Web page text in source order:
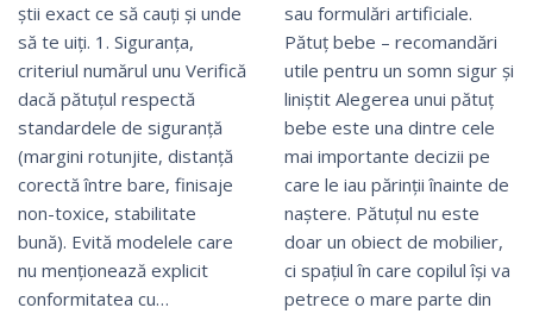
știi exact ce să cauți și unde
să te uiți. 1. Siguranța,
criteriul numărul unu Verifică
dacă pătuțul respectă
standardele de siguranță
(margini rotunjite, distanță
corectă între bare, finisaje
non-toxice, stabilitate
bună). Evită modelele care
nu menționează explicit
conformitatea cu…
sau formulări artificiale.
Pătuț bebe – recomandări
utile pentru un somn sigur și
liniștit Alegerea unui pătuț
bebe este una dintre cele
mai importante decizii pe
care le iau părinții înainte de
naștere. Pătuțul nu este
doar un obiect de mobilier,
ci spațiul în care copilul își va
petrece o mare parte din